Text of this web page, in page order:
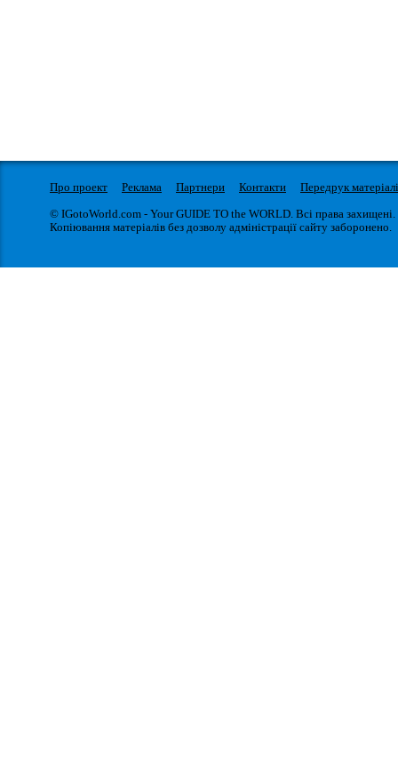
Про проект Реклама Партнери Контакти
Передрук
© IGotoWorld.com - Your GUIDE TO the WORLD. Всі права захищені.
Копіювання матеріалів без дозволу адміністрації сайту заборонено.